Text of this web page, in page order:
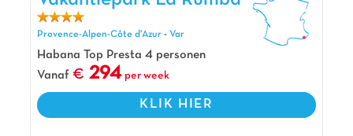
2 waterparken
Een zwembad van 1500m2 in California style
d'Azur
Provence-Alpen-Côte d'Azur - Var
Habana Top Presta 4 personen
Vanaf
294 per week
KLIK HIER